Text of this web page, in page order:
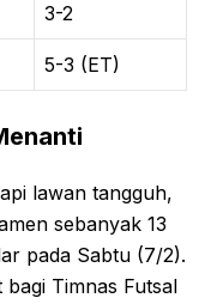
3-2
5-3 (ET)
lawan tangguh,
sebanyak 13
pada Sabtu (7/2).
Timnas Futsal